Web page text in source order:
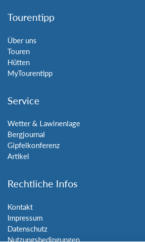
Tourentipp
Über uns
Touren
Hütten
MyTourentipp
Service
Wetter & Lawinenlage
Bergjournal
Gipfelkonferenz
Artikel
Rechtliche Infos
Kontakt
Impressum
Datenschutz
Nutzungsbedingungen